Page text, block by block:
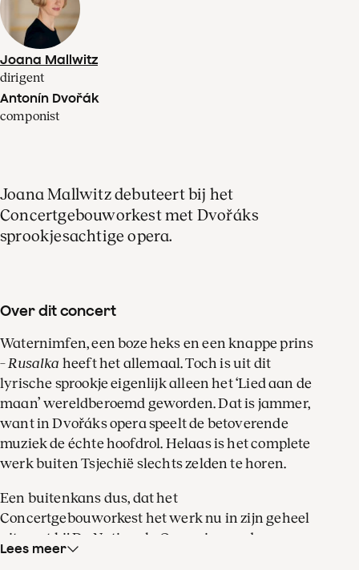
Joana Mallwitz
dirigent
Antonín Dvořák
componist
Joana Mallwitz debuteert bij het
Concertgebouworkest met Dvořáks
sprookjesachtige opera.
Over dit concert
Waternimfen, een boze heks en een knappe prins
–Rusalka heeft het allemaal. Toch is uit dit
lyrische sprookje eigenlijk alleen het ‘Lied aan de
maan’ wereldberoemd geworden. Dat is jammer,
want in Dvořáks opera speelt de betoverende
muziek de échte hoofdrol. Helaas is het complete
werk buiten Tsjechië slechts zelden te horen.
Een buitenkans dus, dat het
Concertgebouworkest het werk nu in zijn geheel
uitvoert bij De Nationale Opera, in een door
Philipp Stölzl geregisseerde productie. Het orkest
Lees meer